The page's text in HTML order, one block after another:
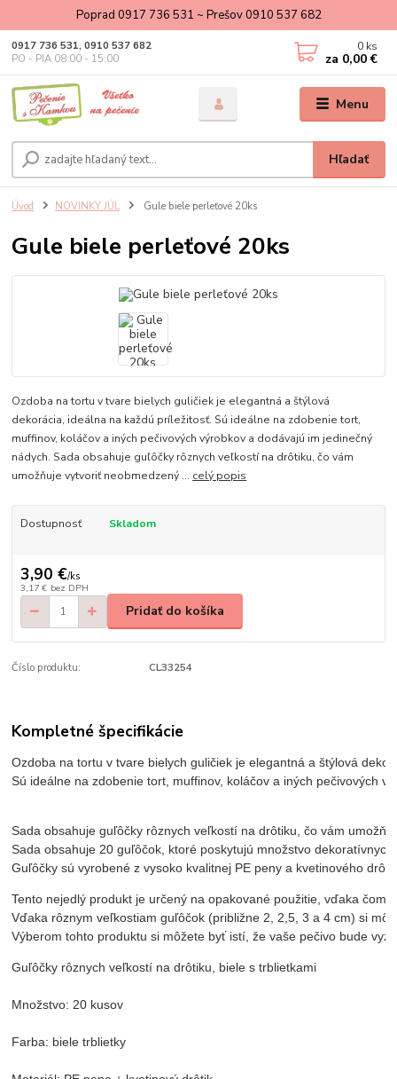
Poprad 0917 736 531 ~ Prešov 0910 537 682
Menu
Hľadať
0917 736 531, 0910 537 682
PO - PIA 08:00 - 15:00
0 ks
za 0,00 €
Úvod NOVINKY JÚL Gule biele perleťové 20ks
Gule biele perleťové 20ks
Ozdoba na tortu v tvare bielych guličiek je elegantná a štýlová
dekorácia, ideálna na každú príležitosť. Sú ideálne na zdobenie tort,
muffinov, koláčov a iných pečivových výrobkov a dodávajú im jedinečný
nádych. Sada obsahuje guľôčky rôznych veľkostí na drôtiku, čo vám
umožňuje vytvoriť neobmedzený ... celý popis
Dostupnosť Skladom
3,90 €/ks
3,17 € bez DPH
Pridať do košíka
Číslo produktu: CL33254
Kompletné špecifikácie
Ozdoba na tortu v tvare bielych guličiek je elegantná a štýlová
Sú ideálne na zdobenie tort, muffinov, koláčov a iných pečivových
Sada obsahuje guľôčky rôznych veľkostí na drôtiku, čo vám
Sada obsahuje 20 guľôčok, ktoré poskytujú množstvo
Guľôčky sú vyrobené z vysoko kvalitnej PE peny a kvetinového
Tento nejedlý produkt je určený na opakované použitie, vďaka
Vďaka rôznym veľkostiam guľôčok (približne 2, 2,5, 3 a 4 cm) si
Výberom tohto produktu si môžete byť istí, že vaše pečivo bude
Guľôčky rôznych veľkostí na drôtiku, biele s trblietkami
Množstvo: 20 kusov
Farba: biele trblietky